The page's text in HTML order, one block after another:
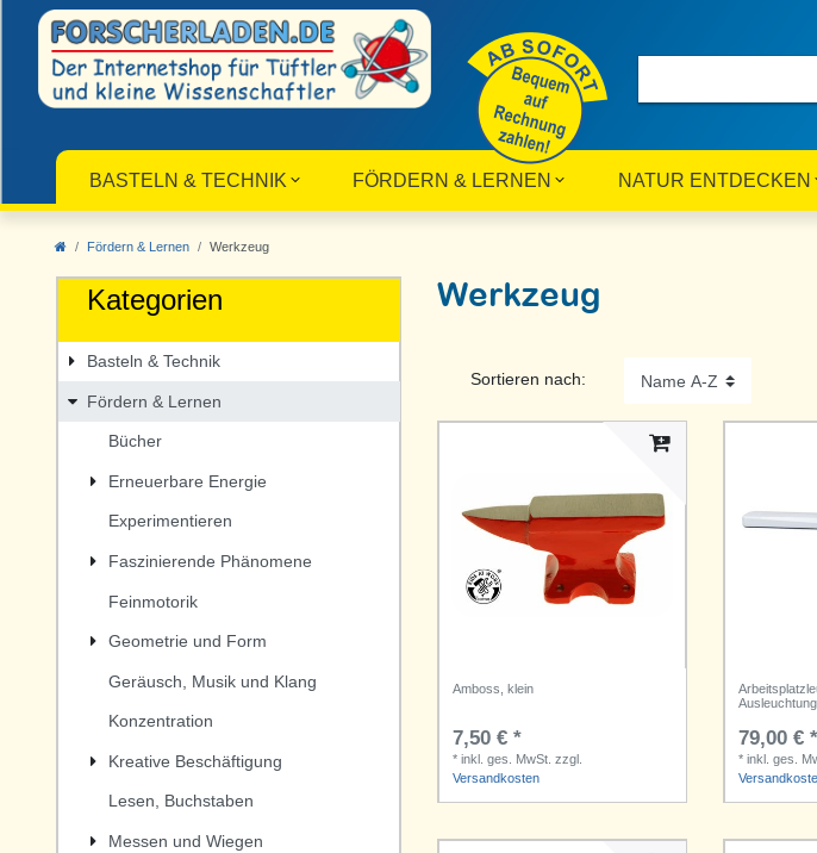
BASTELN & TECHNIK FÖRDERN & LERNEN NATUR ENTDECKEN
Fördern & Lernen Werkzeug
Kategorien
Basteln & Technik
Fördern & Lernen
Bücher
Erneuerbare Energie
Experimentieren
Faszinierende Phänomene
Feinmotorik
Geometrie und Form
Geräusch, Musik und Klang
Konzentration
Kreative Beschäftigung
Lesen, Buchstaben
Messen und Wiegen
Werkzeug
Sortieren nach:
Amboss, klein
7,50 € *
* inkl. ges. MwSt. zzgl.
Versandkosten
79,00 € *
* inkl. ges.